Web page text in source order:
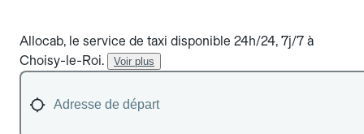
Allocab, le service de taxi disponible 24h/24, 7j/7 à
Choisy-le-Roi.
Voir plus